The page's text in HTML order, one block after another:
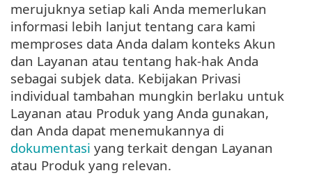
merujuknya setiap kali Anda memerlukan
informasi lebih lanjut tentang cara kami
memproses data Anda dalam konteks Akun
dan Layanan atau tentang hak-hak Anda
sebagai subjek data. Kebijakan Privasi
individual tambahan mungkin berlaku untuk
Layanan atau Produk yang Anda gunakan,
dan Anda dapat menemukannya di
dokumentasi yang terkait dengan Layanan
atau Produk yang relevan.